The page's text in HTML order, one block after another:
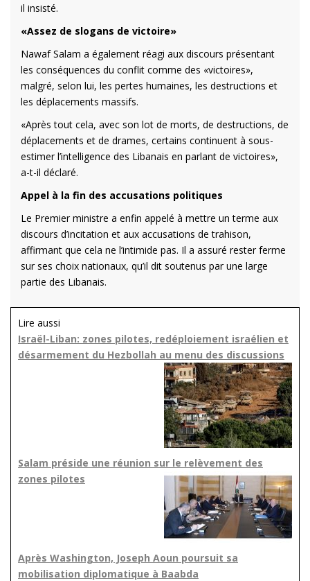
il insisté.
«Assez de slogans de victoire»
Nawaf Salam a également réagi aux discours présentant
les conséquences du conflit comme des «victoires»,
malgré, selon lui, les pertes humaines, les destructions et
les déplacements massifs.
«Après tout cela, avec son lot de morts, de destructions, de
déplacements et de drames, certains continuent à sous-
estimer l’intelligence des Libanais en parlant de victoires»,
a-t-il déclaré.
Appel à la fin des accusations politiques
Le Premier ministre a enfin appelé à mettre un terme aux
discours d’incitation et aux accusations de trahison,
affirmant que cela ne l’intimide pas. Il a assuré rester ferme
sur ses choix nationaux, qu’il dit soutenus par une large
partie des Libanais.
Lire aussi
Israël-Liban: zones pilotes, redéploiement israélien et
désarmement du Hezbollah au menu des discussions
Salam préside une réunion sur le relèvement des
zones pilotes
Après Washington, Joseph Aoun poursuit sa
mobilisation diplomatique à Baabda